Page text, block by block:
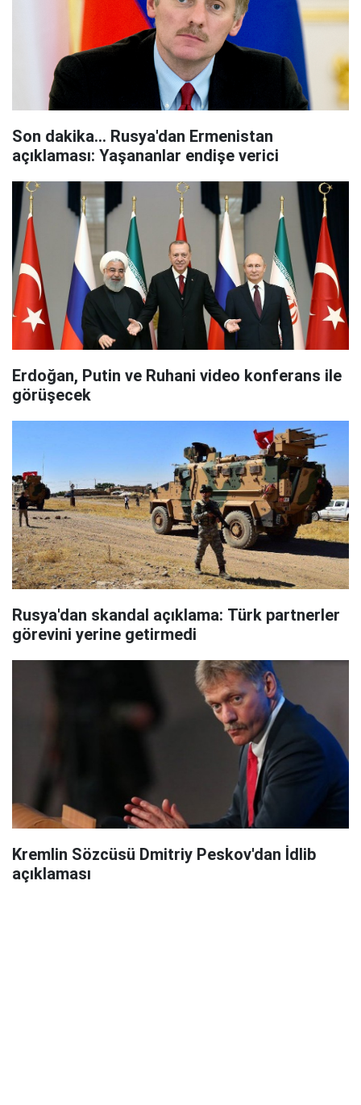
Son dakika... Rusya'dan Ermenistan
açıklaması: Yaşananlar endişe verici
Erdoğan, Putin ve Ruhani video konferans ile
görüşecek
Rusya'dan skandal açıklama: Türk partnerler
görevini yerine getirmedi
Kremlin Sözcüsü Dmitriy Peskov'dan İdlib
açıklaması